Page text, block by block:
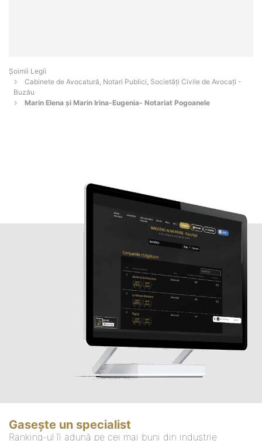
Șoimii Legii
Cabinete de Avocatură, Notari Publici, Societăți Civile de Avocați -
Buzău
Marin Elena și Marin Irina-Eugenia- Notariat Pogoanele
Gasește un specialist
Ranking-ul îi adună pe cei mai buni din industrie